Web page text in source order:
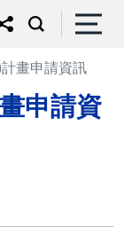
畫申請資訊
申請資